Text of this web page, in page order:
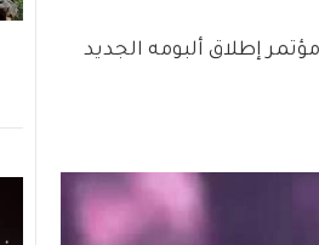
إطلاق ألبومه الجديد